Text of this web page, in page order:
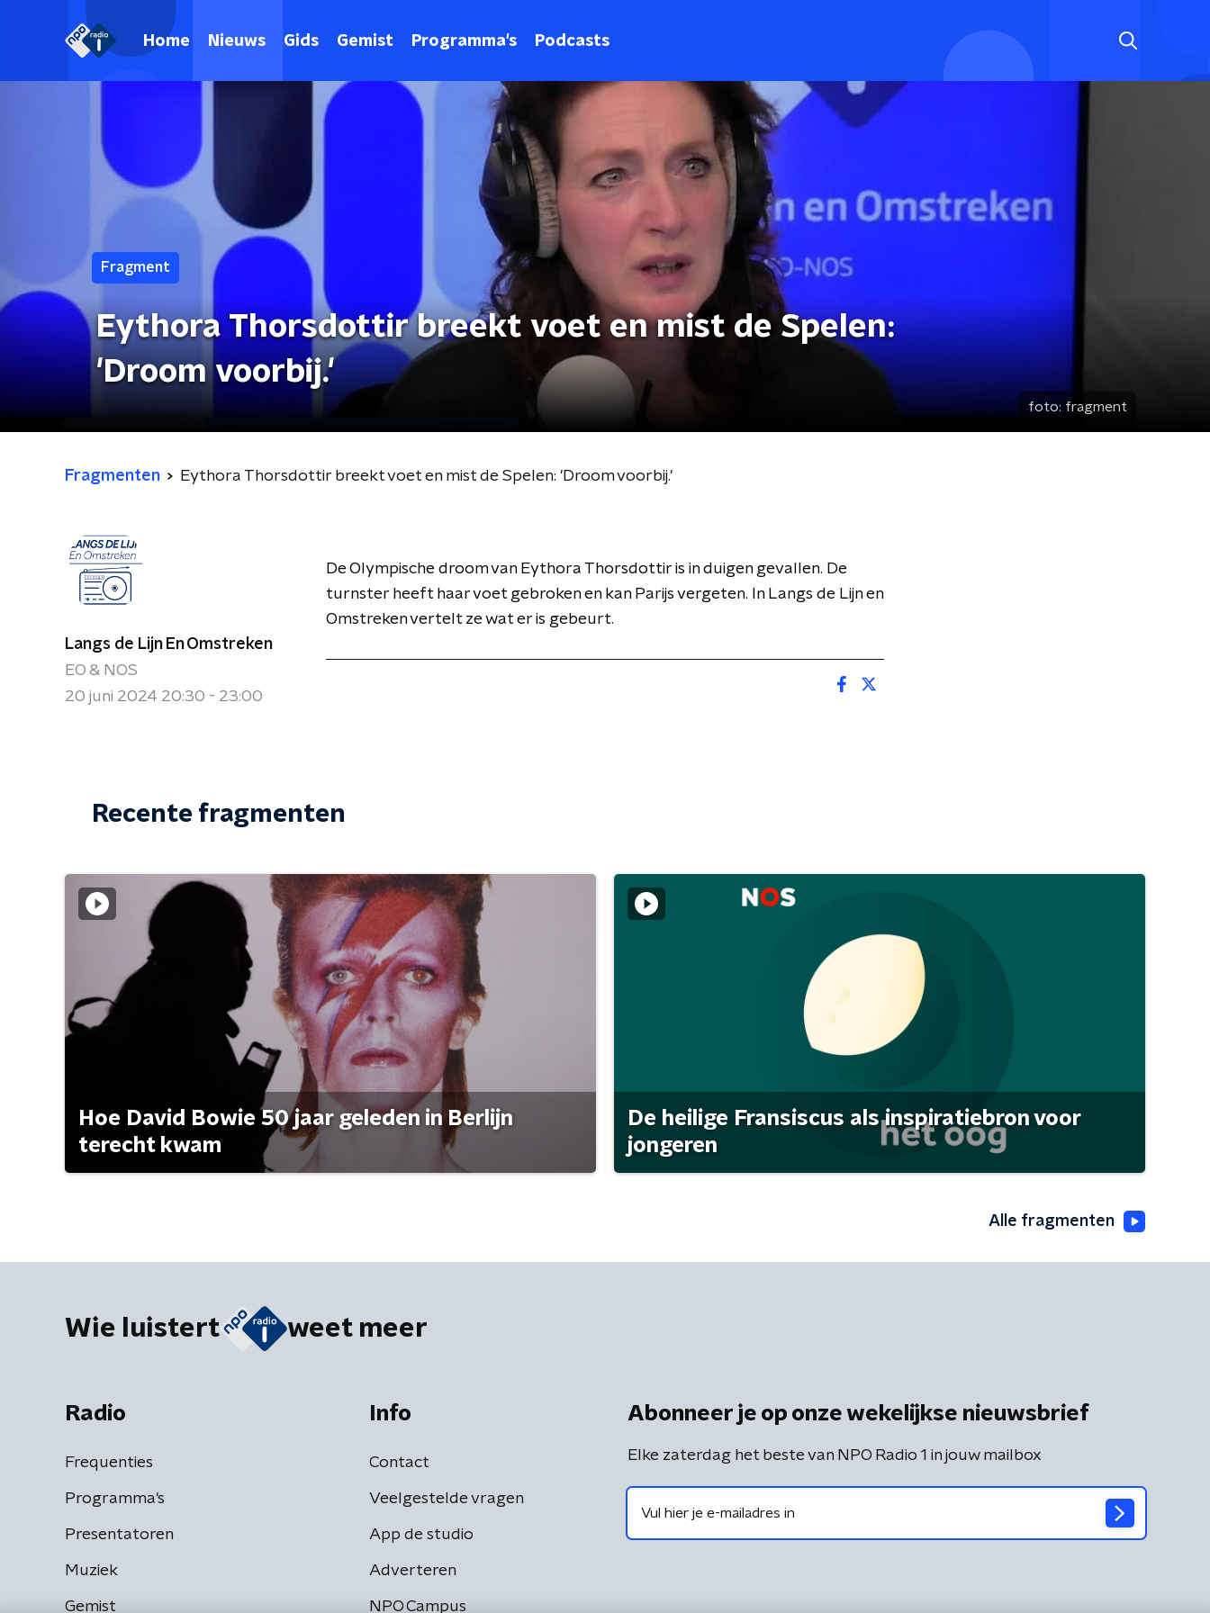
Home Nieuws Gids Gemist Programma's Podcasts
Fragment
Eythora Thorsdottir breekt voet en mist de Spelen:
'Droom voorbij.'
foto: fragment
Fragmenten Eythora Thorsdottir breekt voet en mist de Spelen: 'Droom voorbij.'
Langs de Lijn En Omstreken
EO & NOS
20 juni 2024 20:30 - 23:00
De Olympische droom van Eythora Thorsdottir is in duigen gevallen. De
turnster heeft haar voet gebroken en kan Parijs vergeten. In Langs de Lijn en
Omstreken vertelt ze wat er is gebeurt.
Recente fragmenten
Hoe David Bowie 50 jaar geleden in Berlijn
terecht kwam
De heilige Fransiscus als inspiratiebron voor
jongeren
Alle fragmenten
Wie luistert weet meer
Radio
Frequenties
Programma's
Presentatoren
Muziek
Gemist
Info
Contact
Veelgestelde vragen
App de studio
Adverteren
NPO Campus
Abonneer je op onze wekelijkse nieuwsbrief
Elke zaterdag het beste van NPO Radio 1 in jouw mailbox